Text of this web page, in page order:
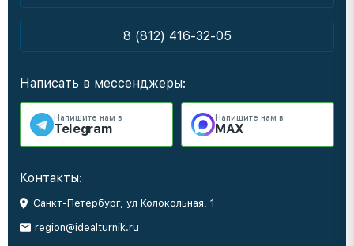
8 (812) 416-32-05
Написать в мессенджеры:
Напишите нам в
Telegram
Напишите нам в
MAX
Контакты:
Санкт-Петербург, ул Колокольная, 1
region@idealturnik.ru